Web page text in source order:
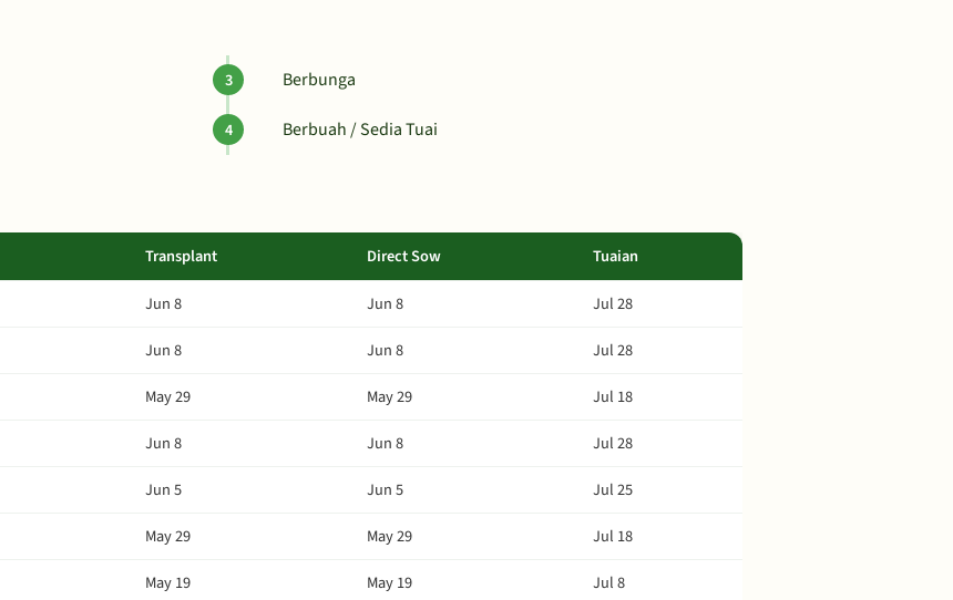
Berbunga
Berbuah / Sedia Tuai
Transplant Direct Sow Tuaian
Jun 8 Jun 8
Jul 28
Jun 8 Jun 8
Jul 28
May 29 May 29
Jul 18
Jun 8 Jun 8
Jul 28
Jun 5 Jun 5
Jul 25
May 29 May 29
Jul 18
May 19 May 19
Jul 8